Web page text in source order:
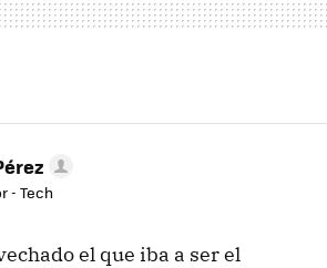
- Tech
el que iba a ser el